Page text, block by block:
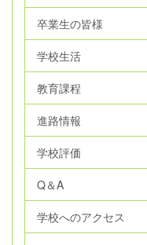
卒業生の皆様
学校生活
教育課程
進路情報
学校評価
Q＆A
学校へのアクセス